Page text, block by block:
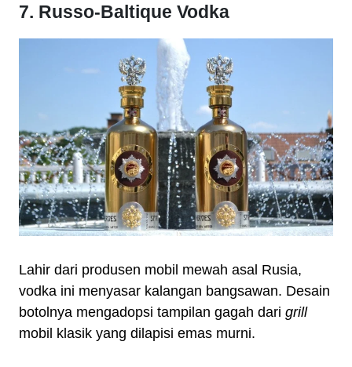
7. Russo-Baltique Vodka
Lahir dari produsen mobil mewah asal Rusia,
vodka ini menyasar kalangan bangsawan. Desain
botolnya mengadopsi tampilan gagah dari grill
mobil klasik yang dilapisi emas murni.